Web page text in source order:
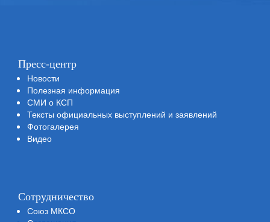
Пресс-центр
Новости
Полезная информация
СМИ о КСП
Тексты официальных выступлений и заявлений
Фотогалерея
Видео
Сотрудничество
Союз МКСО